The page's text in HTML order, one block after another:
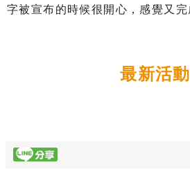
字被宣布的時候很開心，感覺又完
最新活動